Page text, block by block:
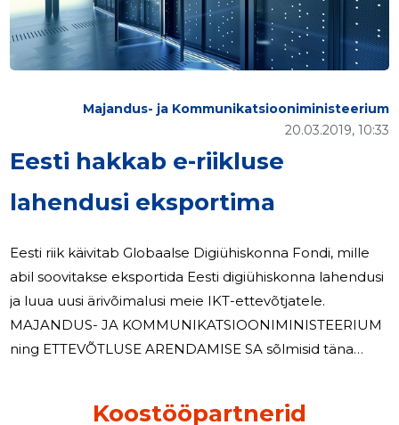
ojk.ee
consumer.ee
vingugaas.ee
kratid.ee
Eesti hakkab e-riikluse
lahendusi eksportima
20.03.2019, 10:33
Majandus- ja Kommunikatsiooniministeerium
Eesti riik käivitab Globaalse Digiühiskonna Fondi, mille
abil soovitakse eksportida Eesti digiühiskonna lahendusi
ja luua uusi ärivõimalusi meie IKT-ettevõtjatele.
MAJANDUS- JA KOMMUNIKATSIOONIMINISTEERIUM
ning ETTEVÕTLUSE ARENDAMISE SA sõlmisid täna
infotehnoloogiaminister Rene Tammisti sõnul on
Koostööpartnerid